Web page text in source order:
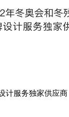
计服务独家供应商